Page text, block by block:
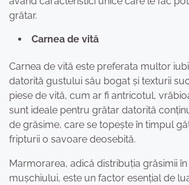
grătar.
Carnea de vită
Carnea de vită este preferata multor
datorită gustului său bogat și texturii
piese de vită, cum ar fi antricotul,
sunt ideale pentru grătar datorită
de grăsime, care se topește în timpul
fripturii o savoare deosebită.
Marmorarea, adică distribuția grăsimii
mușchiului, este un factor esențial de